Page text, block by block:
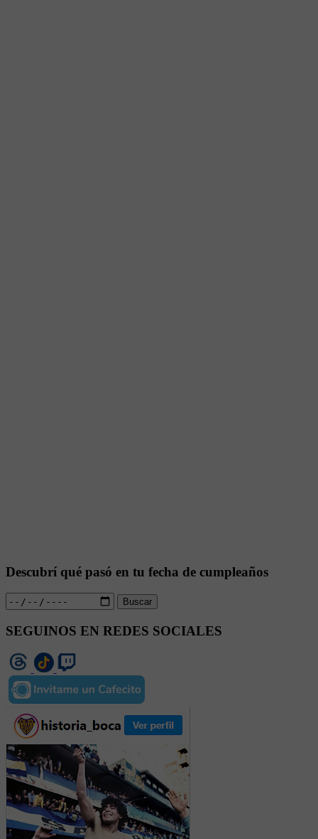
Descubrí qué pasó en tu fecha de cumpleaños
Buscar
SEGUINOS EN REDES SOCIALES